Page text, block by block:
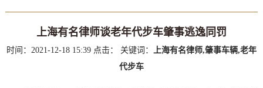
上海有名律师谈老年代步车肇事逃逸同罚
时间：2021-12-18 15:39 点击： 关键词：
上海有名律师,肇事车辆,老年
代步车